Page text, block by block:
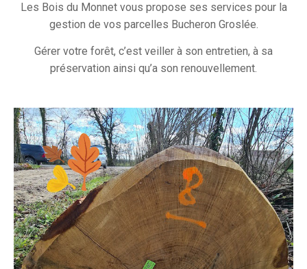
Les Bois du Monnet vous propose ses services pour la
gestion de vos parcelles Bucheron Groslée.
Gérer votre forêt, c’est veiller à son entretien, à sa
préservation ainsi qu’a son renouvellement.